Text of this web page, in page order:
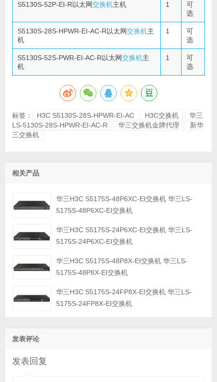
S5130S-52P-EI-R以太网交换机主机 1
可
选
S5130S-28S-HPWR-EI-AC-R以太网交换机主
机
1
可
选
S5130S-52S-PWR-EI-AC-R以太网交换机主
机
1
可
选
标签： H3C S5130S-28S-HPWR-EI-AC H3C交换机
华三
LS-5130S-28S-HPWR-EI-AC-R
华三交换机金牌代理
新华
三交换机
相关产品
华三H3C S5175S-48P6XC-EI交换机 华三LS-
5175S-48P6XC-EI交换机
华三H3C S5175S-24P6XC-EI交换机 华三LS-
5175S-24P6XC-EI交换机
华三H3C S5175S-48P8X-EI交换机 华三LS-
5175S-48P8X-EI交换机
华三H3C S5175S-24FP8X-EI交换机 华三LS-
5175S-24FP8X-EI交换机
发表评论
发表回复